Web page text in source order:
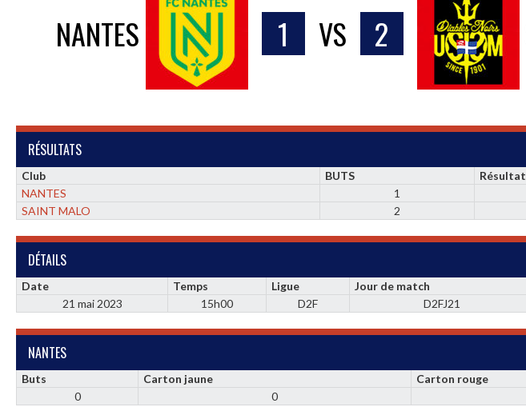
NANTES 1 VS 2
RÉSULTATS
Club BUTS
Résultat
NANTES
1
SAINT MALO
2
DÉTAILS
Date Temps Ligue Jour de match
21 mai 2023
15h00 D2F D2FJ21
NANTES
Buts Carton jaune
Carton rouge
0
0